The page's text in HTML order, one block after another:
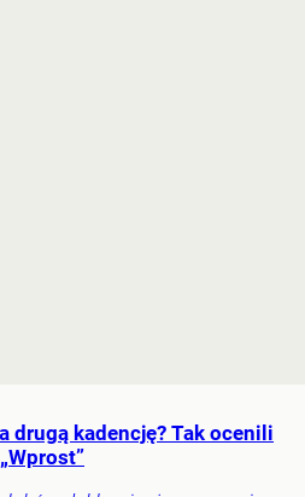
drugą kadencję? Tak ocenili